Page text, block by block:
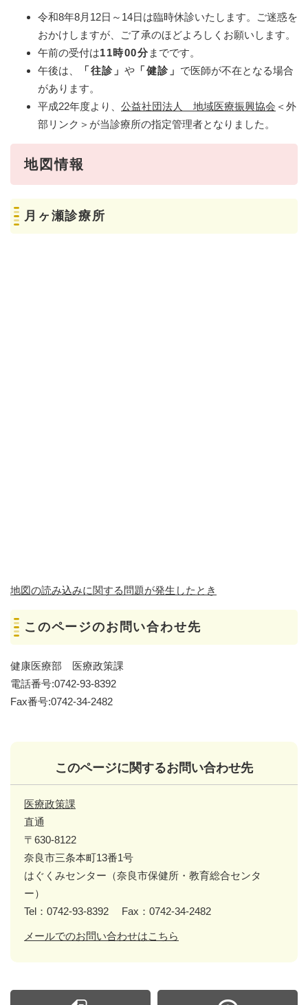
令和8年8月12日～14日は臨時休診いたします。ご迷惑を
おかけしますが、ご了承のほどよろしくお願いします。
午前の受付は11時00分までです。
午後は、
「往診」 や 「健診」 で医師が不在となる場合
があります。
平成22年度より、 公益社団法人 地域医療振興協会 ＜外
部リンク＞ が当診療所の指定管理者となりました。
地図情報
月ヶ瀬診療所
地図の読み込みに関する問題が発生したとき
このページのお問い合わせ先
健康医療部 医療政策課
電話番号:0742-93-8392
Fax番号:0742-34-2482
このページに関するお問い合わせ先
医療政策課
直通
〒630-8122
奈良市三条本町13番1号
はぐくみセンター（奈良市保健所・教育総合センタ
ー）
Tel：0742-93-8392
Fax：0742-34-2482
メールでのお問い合わせはこちら